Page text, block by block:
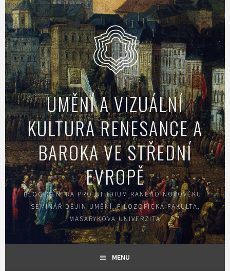
Skip
to
content
UMĚNÍ A VIZUÁLNÍ
KULTURA RENESANCE A
BAROKA VE STŘEDNÍ
EVROPĚ
BLOG CENTRA PRO STUDIUM RANÉHO NOVOVĚKU |
SEMINÁŘ DĚJIN UMĚNÍ, FILOZOFICKÁ FAKULTA,
MASARYKOVA UNIVERZITA
MENU